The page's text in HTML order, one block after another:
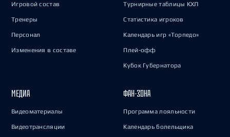
Игровой состав
Тренеры
Персонал
Изменения в составе
Турнирные таблицы КХЛ
Статистика игроков
Календарь игр «Торпедо»
Плей-офф
Кубок Губернатора
МЕДИА
Видеоматериалы
Видеотрансляции
ФАН-ЗОНА
Программа лояльности
Календарь болельщика